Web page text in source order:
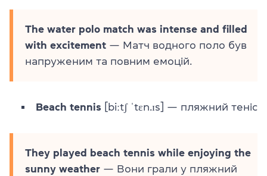
The water polo match was intense and filled
with excitement — Матч водного поло був
напруженим та повним емоцій.
Beach tennis [biːtʃ ˈtɛn.ɪs] — пляжний теніс
They played beach tennis while enjoying the
sunny weather — Вони грали у пляжний